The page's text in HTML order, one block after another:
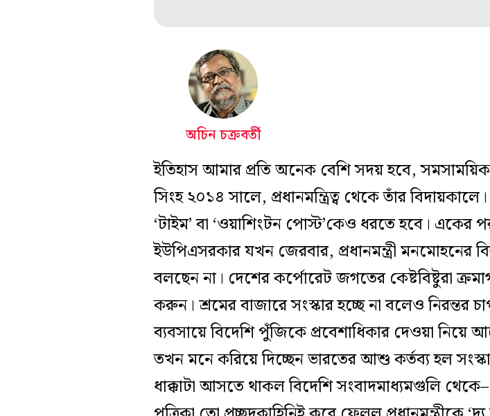
অচিন চক্রবর্তী
ইতিহাস আমার প্রতি অনেক বেশি সদয় হবে,
সিংহ২০১৪ সালে, প্রধানমন্ত্রিত্ব থেকেতাঁর বিদায়কালে।
‘টাইম’ বা ‘ওয়াশিংটন পোস্ট’কেও ধরতে হবে। একের
ইউপিএসরকার যখন জেরবার, প্রধানমন্ত্রী মনমোহনের
বলছেন না। দেশেরকর্পোরেট জগতের কেষ্টবিষ্টুরা
করুন।শ্রমের বাজারে সংস্কার হচ্ছে না বলেওনিরন্তর
ব্যবসায়ে বিদেশি পুঁজিকে প্রবেশাধিকার দেওয়া
তখন মনে করিয়ে দিচ্ছেন ভারতের আশু কর্তব্য হল
ধাক্কাটা আসতে থাকলবিদেশিসংবাদমাধ্যমগুলি থেকে–